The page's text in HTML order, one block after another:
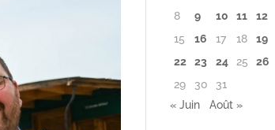
8
9 10 11 12
15
16 17 18 19
22
23 24 25 26
29
30
31
« Juin
Août »